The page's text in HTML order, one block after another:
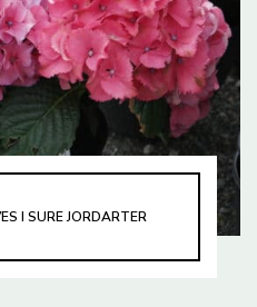
I SURE JORDARTER